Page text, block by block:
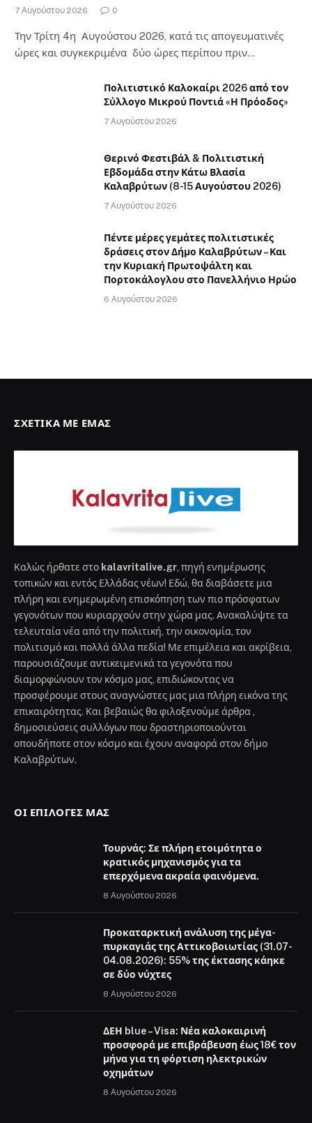
7 Αυγούστου 2026 0
Την Τρίτη 4η Αυγούστου 2026, κατά τις απογευματινές
ώρες και συγκεκριμένα δύο ώρες περίπου πριν…
Πολιτιστικό Καλοκαίρι 2026 από τον
Σύλλογο Μικρού Ποντιά «Η Πρόοδος»
7 Αυγούστου 2026
Θερινό Φεστιβάλ & Πολιτιστική
Εβδομάδα στην Κάτω Βλασία
Καλαβρύτων (8-15 Αυγούστου 2026)
7 Αυγούστου 2026
Πέντε μέρες γεμάτες πολιτιστικές
δράσεις στον Δήμο Καλαβρύτων – Και
την Κυριακή Πρωτοψάλτη και
Πορτοκάλογλου στο Πανελλήνιο Ηρώο
6 Αυγούστου 2026
ΣΧΕΤΙΚΆ ΜΕ ΕΜΆΣ
Καλώς ήρθατε στο kalavritalive.gr , πηγή ενημέρωσης
τοπικών και εντός Ελλάδας νέων! Εδώ, θα διαβάσετε μια
πλήρη και ενημερωμένη επισκόπηση των πιο πρόσφατων
γεγονότων που κυριαρχούν στην χώρα μας. Ανακαλύψτε τα
τελευταία νέα από την πολιτική, την οικονομία, τον
πολιτισμό και πολλά άλλα πεδία! Με επιμέλεια και ακρίβεια,
παρουσιάζουμε αντικειμενικά τα γεγονότα που
διαμορφώνουν τον κόσμο μας, επιδιώκοντας να
προσφέρουμε στους αναγνώστες μας μια πλήρη εικόνα της
επικαιρότητας. Και βεβαιώς θα φιλοξενούμε άρθρα ,
δημοσιεύσεις συλλόγων που δραστηριοποιούνται
οπουδήποτε στον κόσμο και έχουν αναφορά στον δήμο
Καλαβρύτων.
ΟΙ ΕΠΙΛΟΓΈΣ ΜΑΣ
Τουρνάς: Σε πλήρη ετοιμότητα ο
κρατικός μηχανισμός για τα
επερχόμενα ακραία φαινόμενα.
8 Αυγούστου 2026
Προκαταρκτική ανάλυση της μέγα-
πυρκαγιάς της Αττικοβοιωτίας (31.07-
04.08.2026): 55% της έκτασης κάηκε
σε δύο νύχτες
8 Αυγούστου 2026
ΔΕΗ blue – Visa: Νέα καλοκαιρινή
προσφορά με επιβράβευση έως 18€ τον
μήνα για τη φόρτιση ηλεκτρικών
οχημάτων
8 Αυγούστου 2026